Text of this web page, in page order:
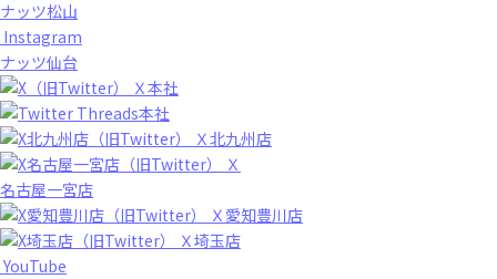
ナッツ松山
Instagram
ナッツ仙台
Ｘ本社
Threads本社
Ｘ北九州店
Ｘ
名古屋一宮店
Ｘ愛知豊川店
Ｘ埼玉店
YouTube